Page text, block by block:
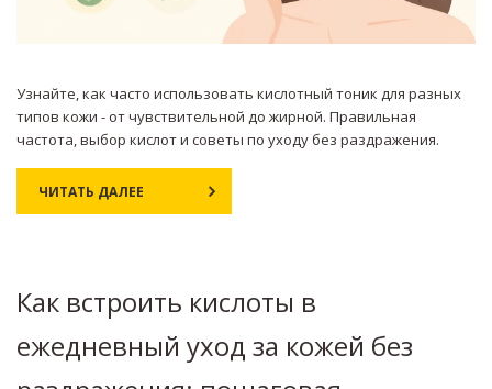
Узнайте, как часто использовать кислотный тоник для разных
типов кожи - от чувствительной до жирной. Правильная
частота, выбор кислот и советы по уходу без раздражения.
ЧИТАТЬ ДАЛЕЕ
Как встроить кислоты в
ежедневный уход за кожей без